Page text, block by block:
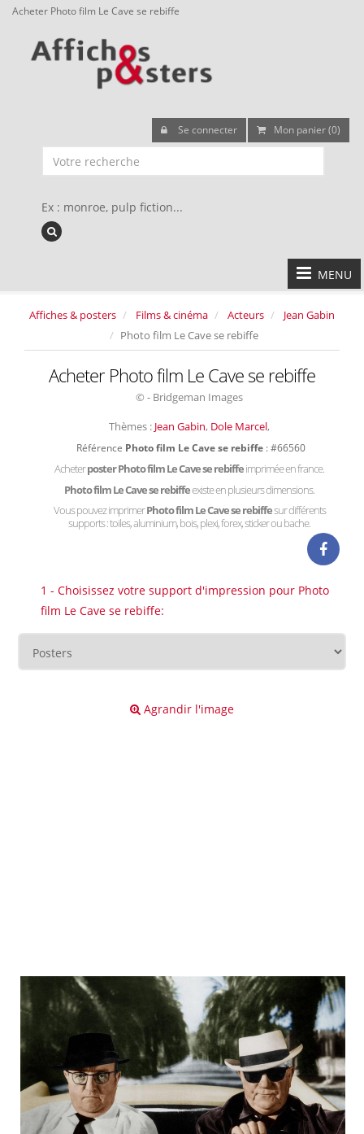
Acheter Photo film Le Cave se rebiffe
Se connecter Mon panier (0)
Ex : monroe, pulp fiction...
MENU
Affiches & posters Films & cinéma Acteurs
Jean Gabin
Photo film Le Cave se rebiffe
Acheter Photo film Le Cave se rebiffe
© - Bridgeman Images
Thèmes : Jean Gabin, Dole Marcel,
Référence Photo film Le Cave se rebiffe : #66560
Acheterposter Photo film Le Cave se rebiffeimprimée en france.
Photo film Le Cave se rebiffeexiste en plusieurs dimensions.
Vous pouvez imprimerPhoto film Le Cave se rebiffesur différents
supports : toiles, aluminium, bois, plexi, forex, sticker ou bache.
1 - Choisissez votre support d'impression pour Photo
film Le Cave se rebiffe:
Agrandir l'image